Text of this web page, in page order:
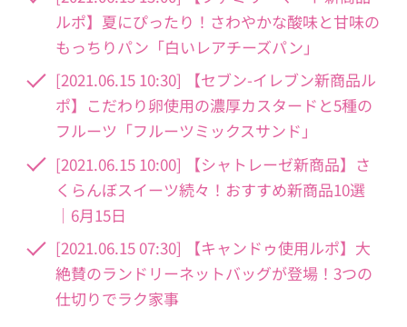
ルポ】夏にぴったり！さわやかな酸味と甘味の
もっちりパン「白いレアチーズパン」
[2021.06.15 10:30] 【セブン-イレブン新商品ル
ポ】こだわり卵使用の濃厚カスタードと5種の
フルーツ「フルーツミックスサンド」
[2021.06.15 10:00] 【シャトレーゼ新商品】さ
くらんぼスイーツ続々！おすすめ新商品10選
｜6月15日
[2021.06.15 07:30] 【キャンドゥ使用ルポ】大
絶賛のランドリーネットバッグが登場！3つの
仕切りでラク家事